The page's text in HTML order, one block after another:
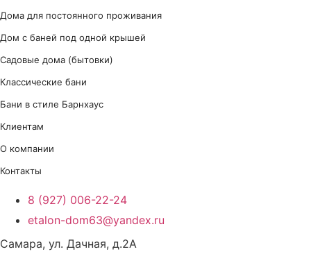
Дома для постоянного проживания
Дом с баней под одной крышей
Садовые дома (бытовки)
Классические бани
Бани в стиле Барнхаус
Клиентам
О компании
Контакты
8 (927) 006-22-24
etalon-dom63@yandex.ru
Самара, ул. Дачная, д.2А